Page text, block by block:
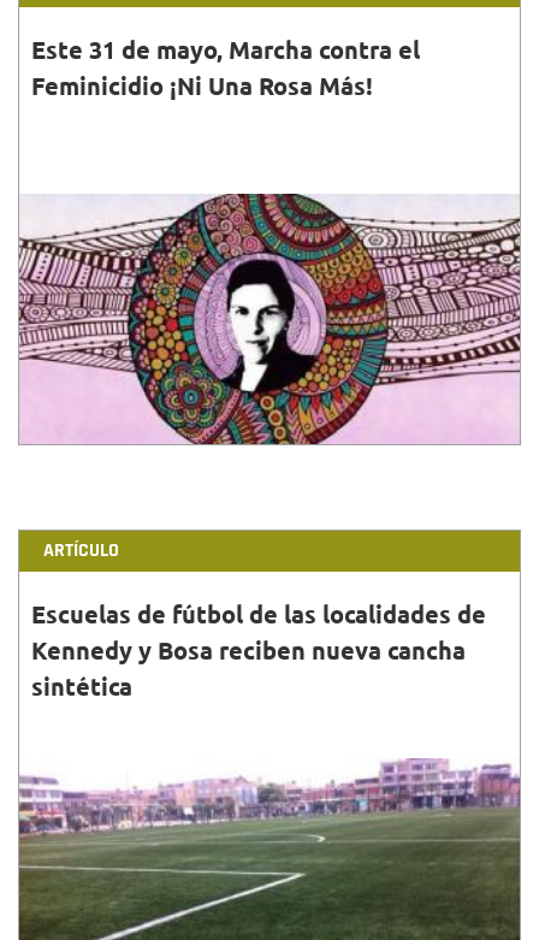
Este 31 de mayo, Marcha contra el
Feminicidio ¡Ni Una Rosa Más!
30•MAYO•2015
Este domingo 31 de mayo de 2015, las mujeres
marcharán juntas desde la Calle 26 con Carrera 30
hasta el Parque Nacional, manifestando el derecho
que tod...
ARTÍCULO
Escuelas de fútbol de las localidades de
Kennedy y Bosa reciben nueva cancha
sintética
Los habitantes y las escuelas de fútbol de las
localidades de Kennedy y Bosa ya pueden practicar
en un nuevo campo sintético del parque Bellavista-
Dind...